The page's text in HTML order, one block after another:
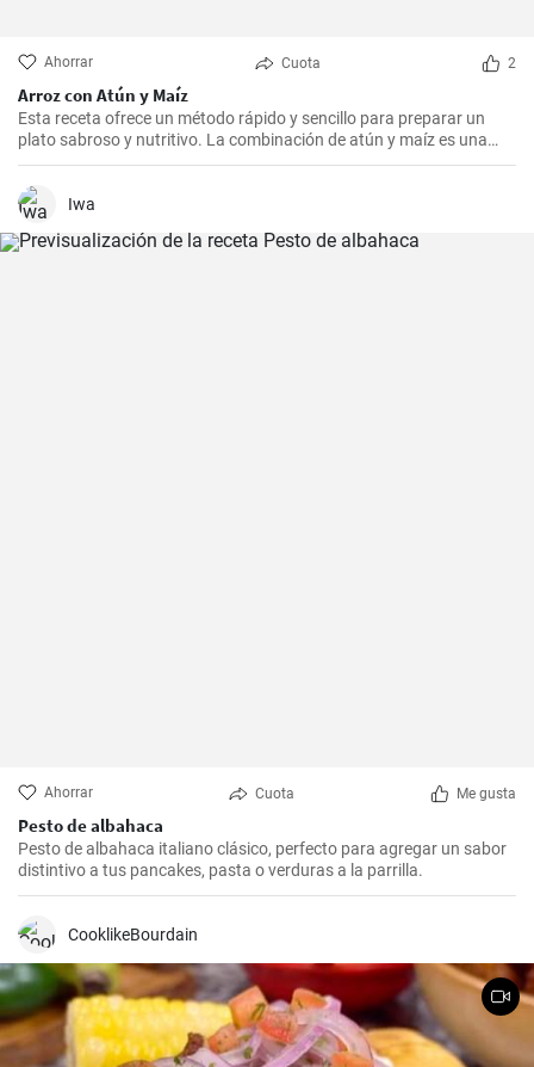
Ahorrar Cuota 2
Arroz con Atún y Maíz
Esta receta ofrece un método rápido y sencillo para preparar un
plato sabroso y nutritivo. La combinación de atún y maíz es una
excelente manera de agregar algo de proteína y color a nuestra
dieta diaria.
Iwa
Ahorrar Cuota Me gusta
Pesto de albahaca
Pesto de albahaca italiano clásico, perfecto para agregar un sabor
distintivo a tus pancakes, pasta o verduras a la parrilla.
CooklikeBourdain